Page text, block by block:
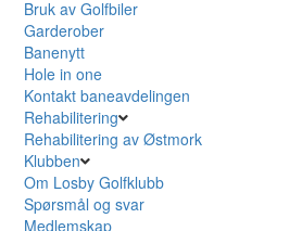
Bruk av Golfbiler
Garderober
Banenytt
Hole in one
Kontakt baneavdelingen
Rehabilitering
Rehabilitering av Østmork
Klubben
Om Losby Golfklubb
Spørsmål og svar
Medlemskap